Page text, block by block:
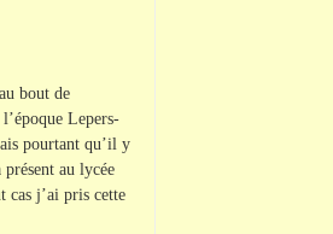
bout de
Lepers-
pourtant qu’il y
au lycée
cas j’ai pris cette